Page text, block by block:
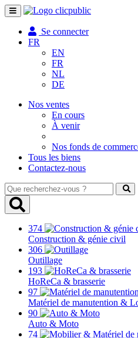
Toggle
navigation
Se connecter
FR
EN
FR
NL
DE
Nos ventes
En cours
À venir
Nos fonds de
Tous les biens
Contactez-nous
Que
recherchez-
vous
374
Construction & génie civil
306
Outillage
193
HoReCa & brasserie
97
Matériel de manutention &
90
Auto & Moto
74